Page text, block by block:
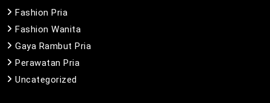
Fashion Pria
Fashion Wanita
Gaya Rambut Pria
Perawatan Pria
Uncategorized